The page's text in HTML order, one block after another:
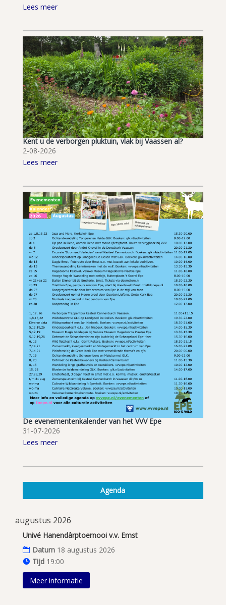
Lees meer
Kent u de verborgen pluktuin, vlak bij Vaassen al?
2-08-2026
Lees meer
De evenementenkalender van het VVV Epe
31-07-2026
Lees meer
Agenda
augustus 2026
Univé Hanendârptoernooi v.v. Emst
Datum 18 augustus 2026
Tijd 19:00
Meer informatie